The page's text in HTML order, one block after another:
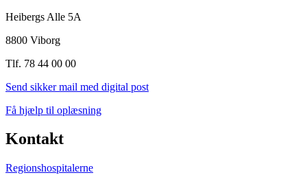
Heibergs Alle 5A
8800 Viborg
Tlf. 78 44 00 00
Send sikker mail med digital post
Få hjælp til oplæsning
Kontakt
Regionshospitalerne